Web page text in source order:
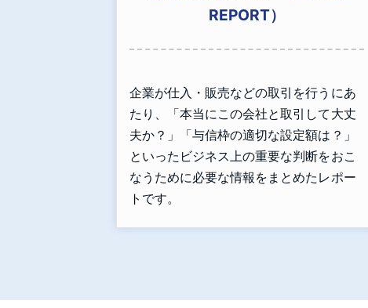
REPORT）
企業が仕入・販売などの取引を行うにあ
たり、「本当にこの会社と取引して大丈
夫か？」「与信枠の適切な設定額は？」
といったビジネス上の重要な判断をおこ
なうために必要な情報をまとめたレポー
トです。